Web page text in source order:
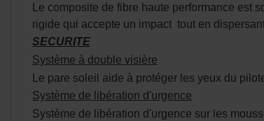
Le composite de fibre haute performance
rigide qui accepte un impact tout en
SECURITE
Système à double visière
Le pare soleil aide à protéger les yeux du
Système de libération d'urgence
Système de libération d'urgence sur les